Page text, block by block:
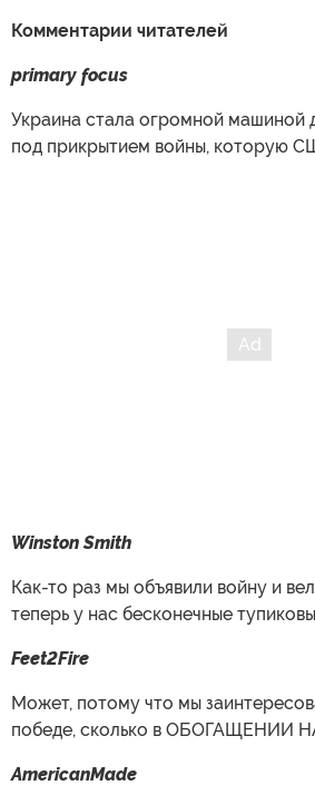
Комментарии читателей
primary focus
Украина стала огромной машиной
под прикрытием войны, которую
Winston Smith
Как-то раз мы объявили войну и
теперь у нас бесконечные
Feet2Fire
Может, потому что мы
победе, сколько в ОБОГАЩЕНИИ
AmericanMade